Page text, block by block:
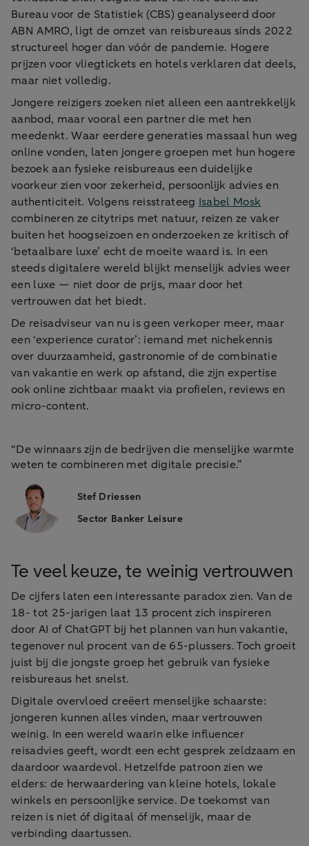
Bureau voor de Statistiek (CBS) geanalyseerd door
ABN AMRO, ligt de omzet van reisbureaus sinds 2022
structureel hoger dan vóór de pandemie. Hogere
prijzen voor vliegtickets en hotels verklaren dat deels,
maar niet volledig.
Jongere reizigers zoeken niet alleen een aantrekkelijk
aanbod, maar vooral een partner die met hen
meedenkt. Waar eerdere generaties massaal hun weg
online vonden, laten jongere groepen met hun hogere
bezoek aan fysieke reisbureaus een duidelijke
voorkeur zien voor zekerheid, persoonlijk advies en
authenticiteit. Volgens reisstrateeg Isabel Mosk
combineren ze citytrips met natuur, reizen ze vaker
buiten het hoogseizoen en onderzoeken ze kritisch of
‘betaalbare luxe’ echt de moeite waard is. In een
steeds digitalere wereld blijkt menselijk advies weer
een luxe — niet door de prijs, maar door het
vertrouwen dat het biedt.
De reisadviseur van nu is geen verkoper meer, maar
een ‘experience curator’: iemand met nichekennis
over duurzaamheid, gastronomie of de combinatie
van vakantie en werk op afstand, die zijn expertise
ook online zichtbaar maakt via profielen, reviews en
micro-content.
“De winnaars zijn de bedrijven die menselijke warmte
weten te combineren met digitale precisie.”
Stef Driessen
Sector Banker Leisure
Te veel keuze, te weinig vertrouwen
De cijfers laten een interessante paradox zien. Van de
18- tot 25-jarigen laat 13 procent zich inspireren
door AI of ChatGPT bij het plannen van hun vakantie,
tegenover nul procent van de 65-plussers. Toch groeit
juist bij die jongste groep het gebruik van fysieke
reisbureaus het snelst.
Digitale overvloed creëert menselijke schaarste:
jongeren kunnen alles vinden, maar vertrouwen
weinig. In een wereld waarin elke influencer
reisadvies geeft, wordt een echt gesprek zeldzaam en
daardoor waardevol. Hetzelfde patroon zien we
elders: de herwaardering van kleine hotels, lokale
winkels en persoonlijke service. De toekomst van
reizen is niet óf digitaal óf menselijk, maar de
verbinding daartussen.